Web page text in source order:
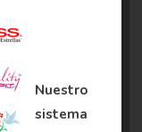
Nuestro
sistema